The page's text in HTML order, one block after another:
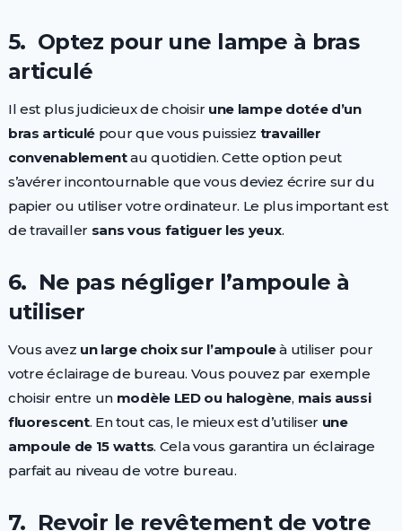
5. Optez pour une lampe à bras
articulé
Il est plus judicieux de choisir une lampe dotée d’un
bras articulé pour que vous puissiez travailler
convenablementau quotidien. Cette option peut
s’avérer incontournable que vous deviez écrire sur du
papier ou utiliser votre ordinateur. Le plus important est
de travailler sans vous fatiguer les yeux.
6. Ne pas négliger l’ampoule à
utiliser
Vous avez un large choix sur l’ampouleà utiliser pour
votre éclairage de bureau. Vous pouvez par exemple
choisir entre un modèle LED ou halogène, mais aussi
fluorescent. En tout cas, le mieux est d’utiliser une
ampoule de 15 watts. Cela vous garantira un éclairage
parfait au niveau de votre bureau.
7. Revoir le revêtement de votre